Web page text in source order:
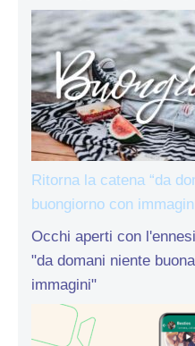
Ritorna la catena “da
buongiorno con
Occhi aperti con
"da domani niente
immagini"